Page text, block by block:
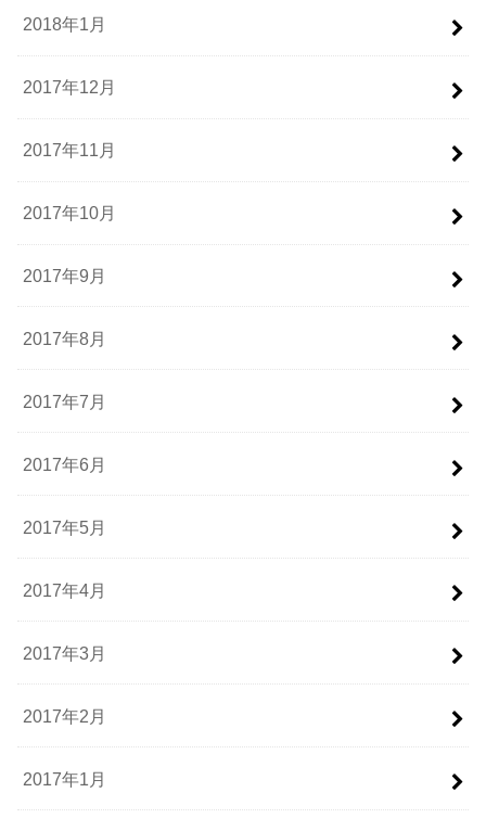
2018年1月
2017年12月
2017年11月
2017年10月
2017年9月
2017年8月
2017年7月
2017年6月
2017年5月
2017年4月
2017年3月
2017年2月
2017年1月